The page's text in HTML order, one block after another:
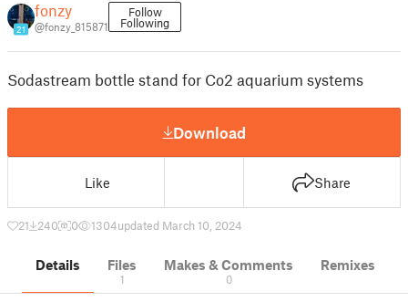
21
fonzy
@fonzy_815871
Follow
Following
Sodastream bottle stand for Co2 aquarium systems
Download
Like Share
21 240 0 1304updated March 10, 2024
Details Files
1
Makes & Comments
0
Remixes